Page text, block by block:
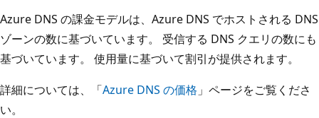
Azure DNS の課金モデルは、Azure DNS でホストされる DNS
ゾーンの数に基づいています。 受信する DNS クエリの数にも
基づいています。 使用量に基づいて割引が提供されます。
詳細については、「Azure DNS の価格 」ページをご覧くださ
い。